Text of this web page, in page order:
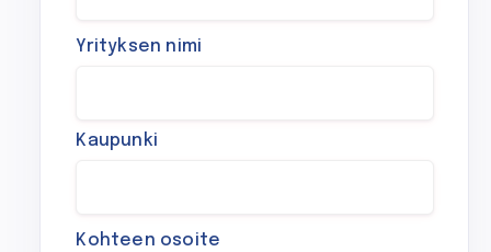
Yrityksen nimi
Kaupunki
Kohteen osoite